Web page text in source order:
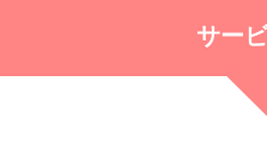
サー